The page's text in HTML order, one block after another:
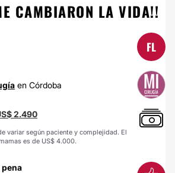
CAMBIARON LA VIDA!!
FL
en Córdoba
2.490
variar según paciente y complejidad. El
es de US$ 4.000.
pena